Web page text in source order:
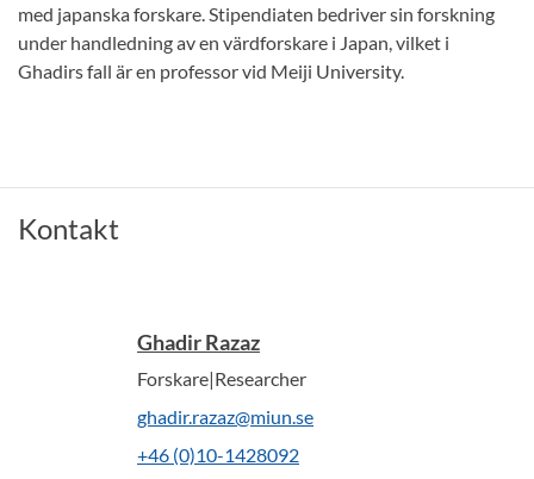
med japanska forskare. Stipendiaten bedriver sin forskning
under handledning av en värdforskare i Japan, vilket i
Ghadirs fall är en professor vid Meiji University.
Kontakt
Ghadir Razaz
Forskare|Researcher
ghadir.razaz@miun.se
+46 (0)10-1428092